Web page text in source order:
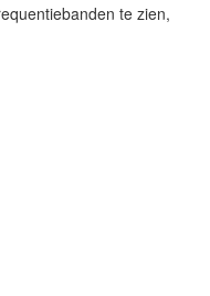
te zien,